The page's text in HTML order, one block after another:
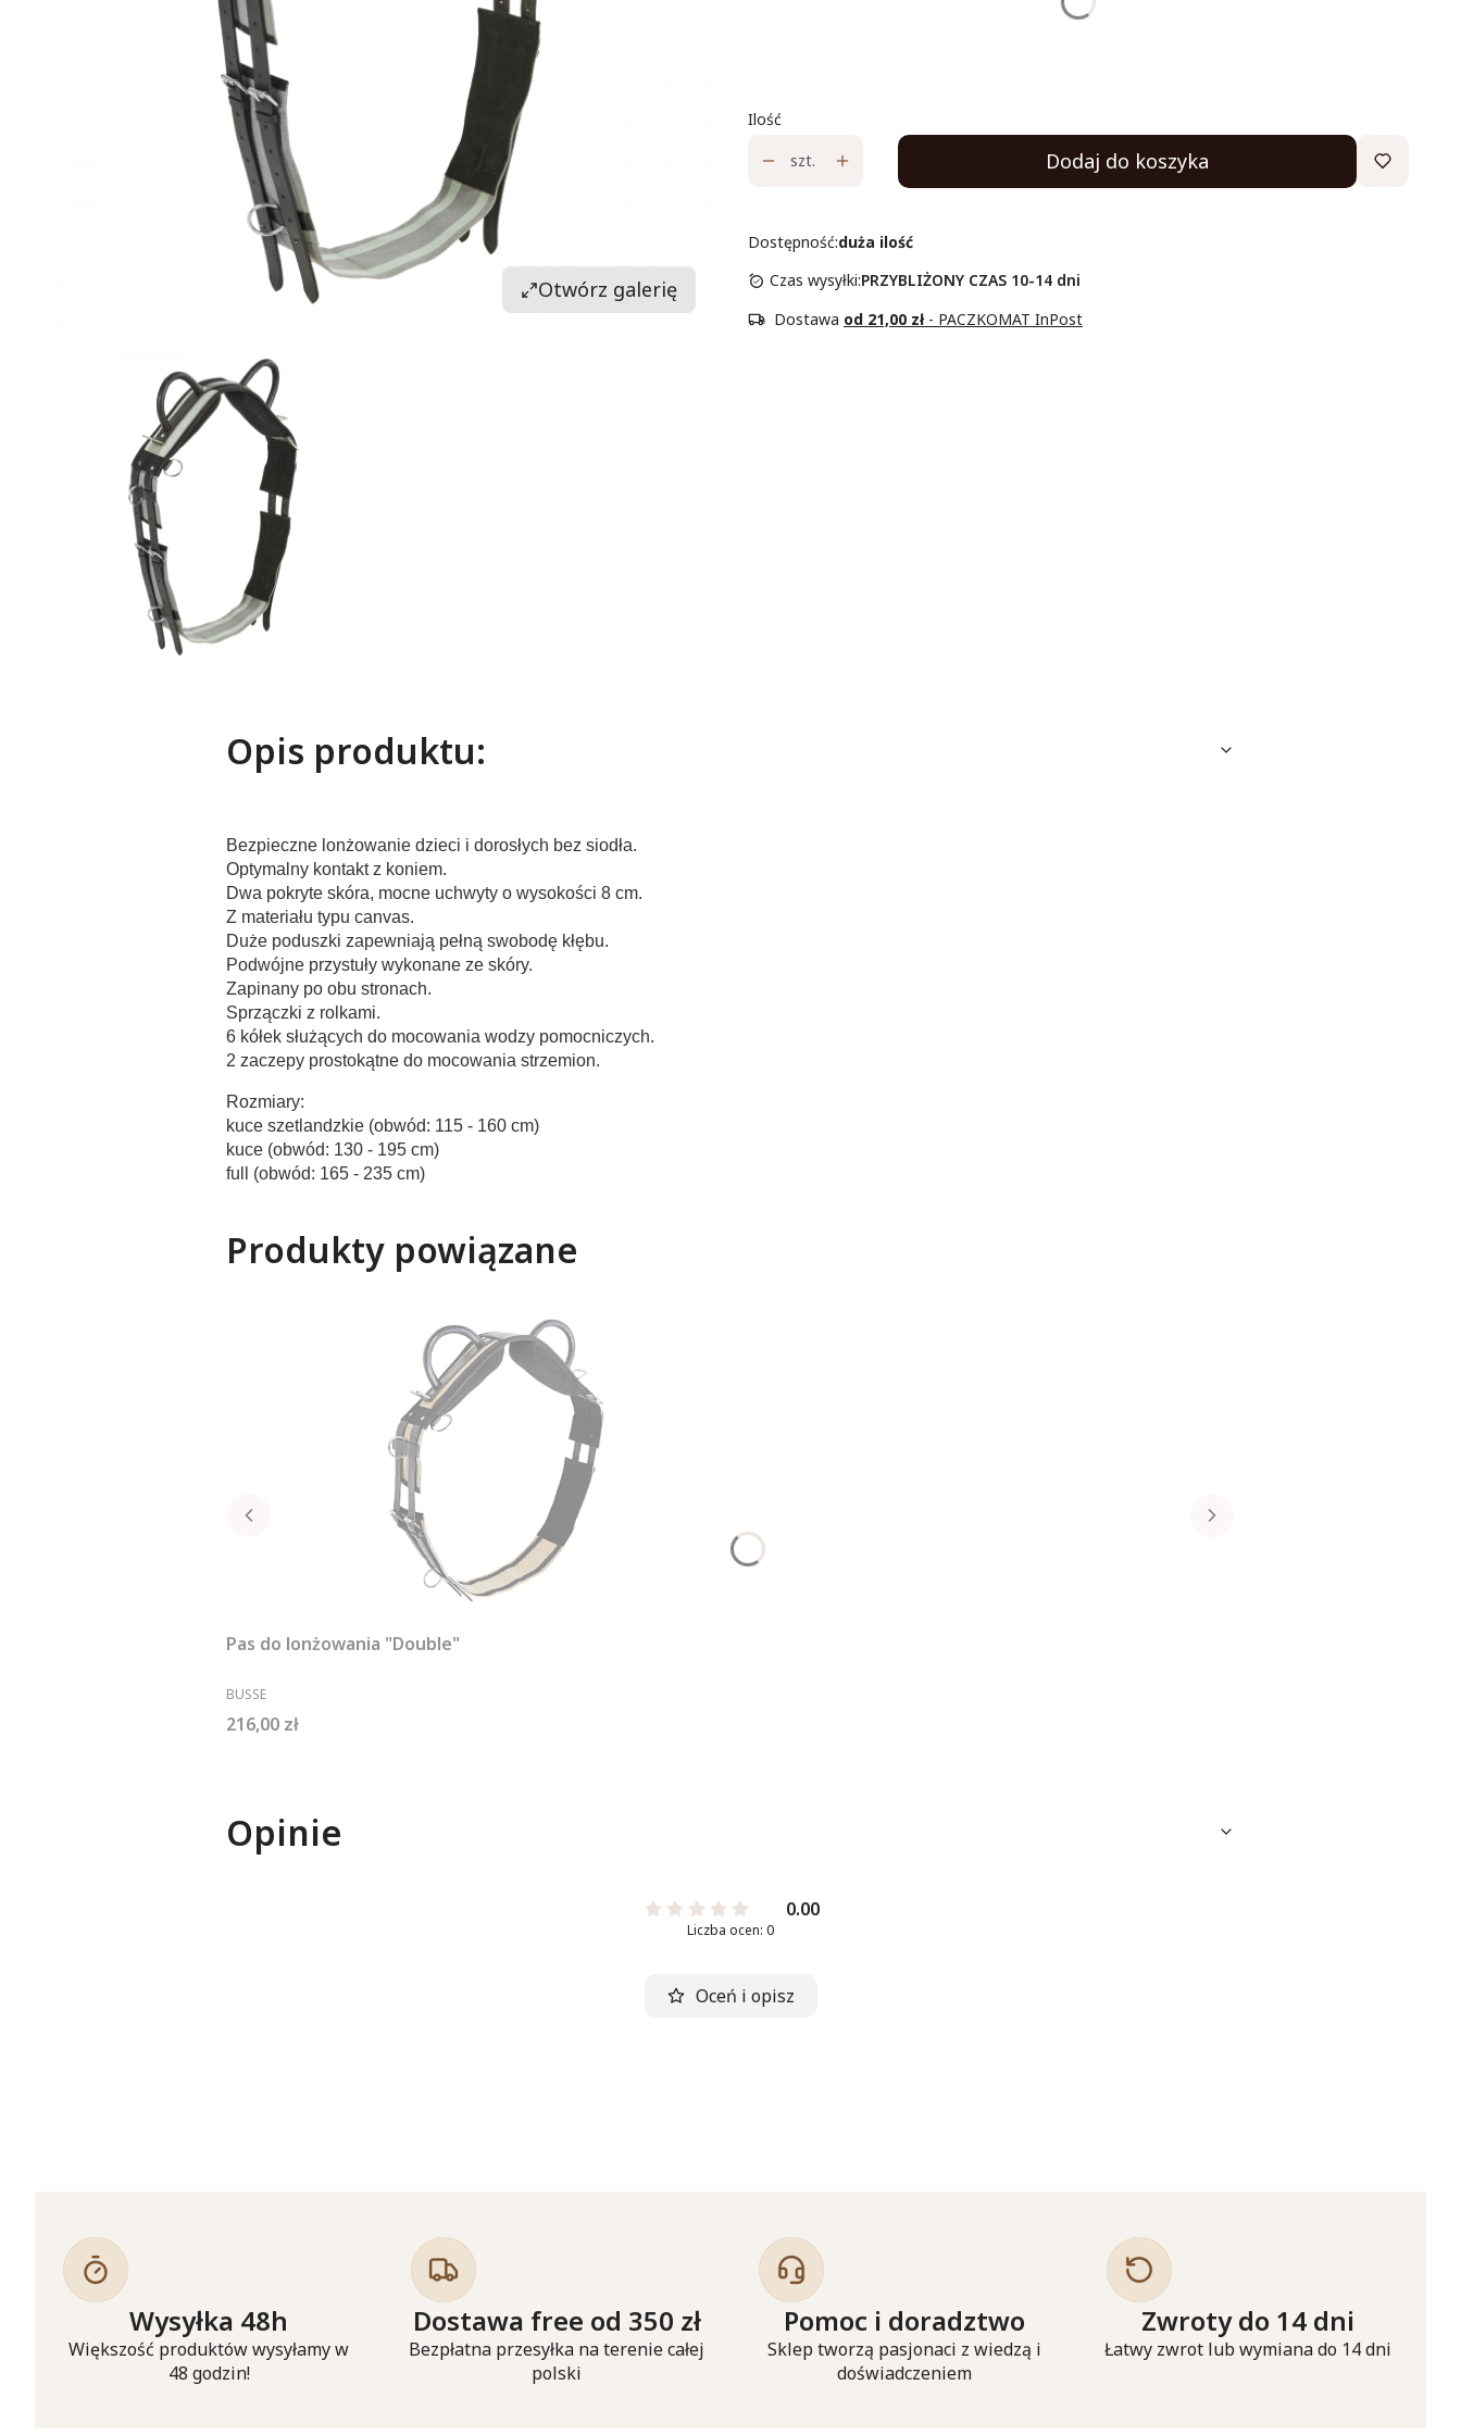
Otwórz galerię
Ilość
szt.
Dodaj do koszyka
Dostępność:duża ilość
Czas wysyłki:PRZYBLIŻONY CZAS 10-14 dni
Dostawa od 21,00 zł - PACZKOMAT InPost
Opis produktu:
Bezpieczne lonżowanie dzieci i dorosłych bez siodła.
Optymalny kontakt z koniem.
Dwa pokryte skóra, mocne uchwyty o wysokości 8 cm.
Z materiału typu canvas.
Duże poduszki zapewniają pełną swobodę kłębu.
Podwójne przystuły wykonane ze skóry.
Zapinany po obu stronach.
Sprzączki z rolkami.
6 kółek służących do mocowania wodzy pomocniczych.
2 zaczepy prostokątne do mocowania strzemion.
Rozmiary:
kuce szetlandzkie (obwód: 115 - 160 cm)
kuce (obwód: 130 - 195 cm)
full (obwód: 165 - 235 cm)
Produkty powiązane
Pas do lonżowania "Double"
PRODUCENT
BUSSE
Cena
216,00 zł
Opinie
0.00
Liczba ocen: 0
Oceń i opisz
Wysyłka 48h
Większość produktów wysyłamy w
48 godzin!
Dostawa free od 350 zł
Bezpłatna przesyłka na terenie całej
polski
Pomoc i doradztwo
Sklep tworzą pasjonaci z wiedzą i
doświadczeniem
Zwroty do 14 dni
Łatwy zwrot lub wymiana do 14 dni